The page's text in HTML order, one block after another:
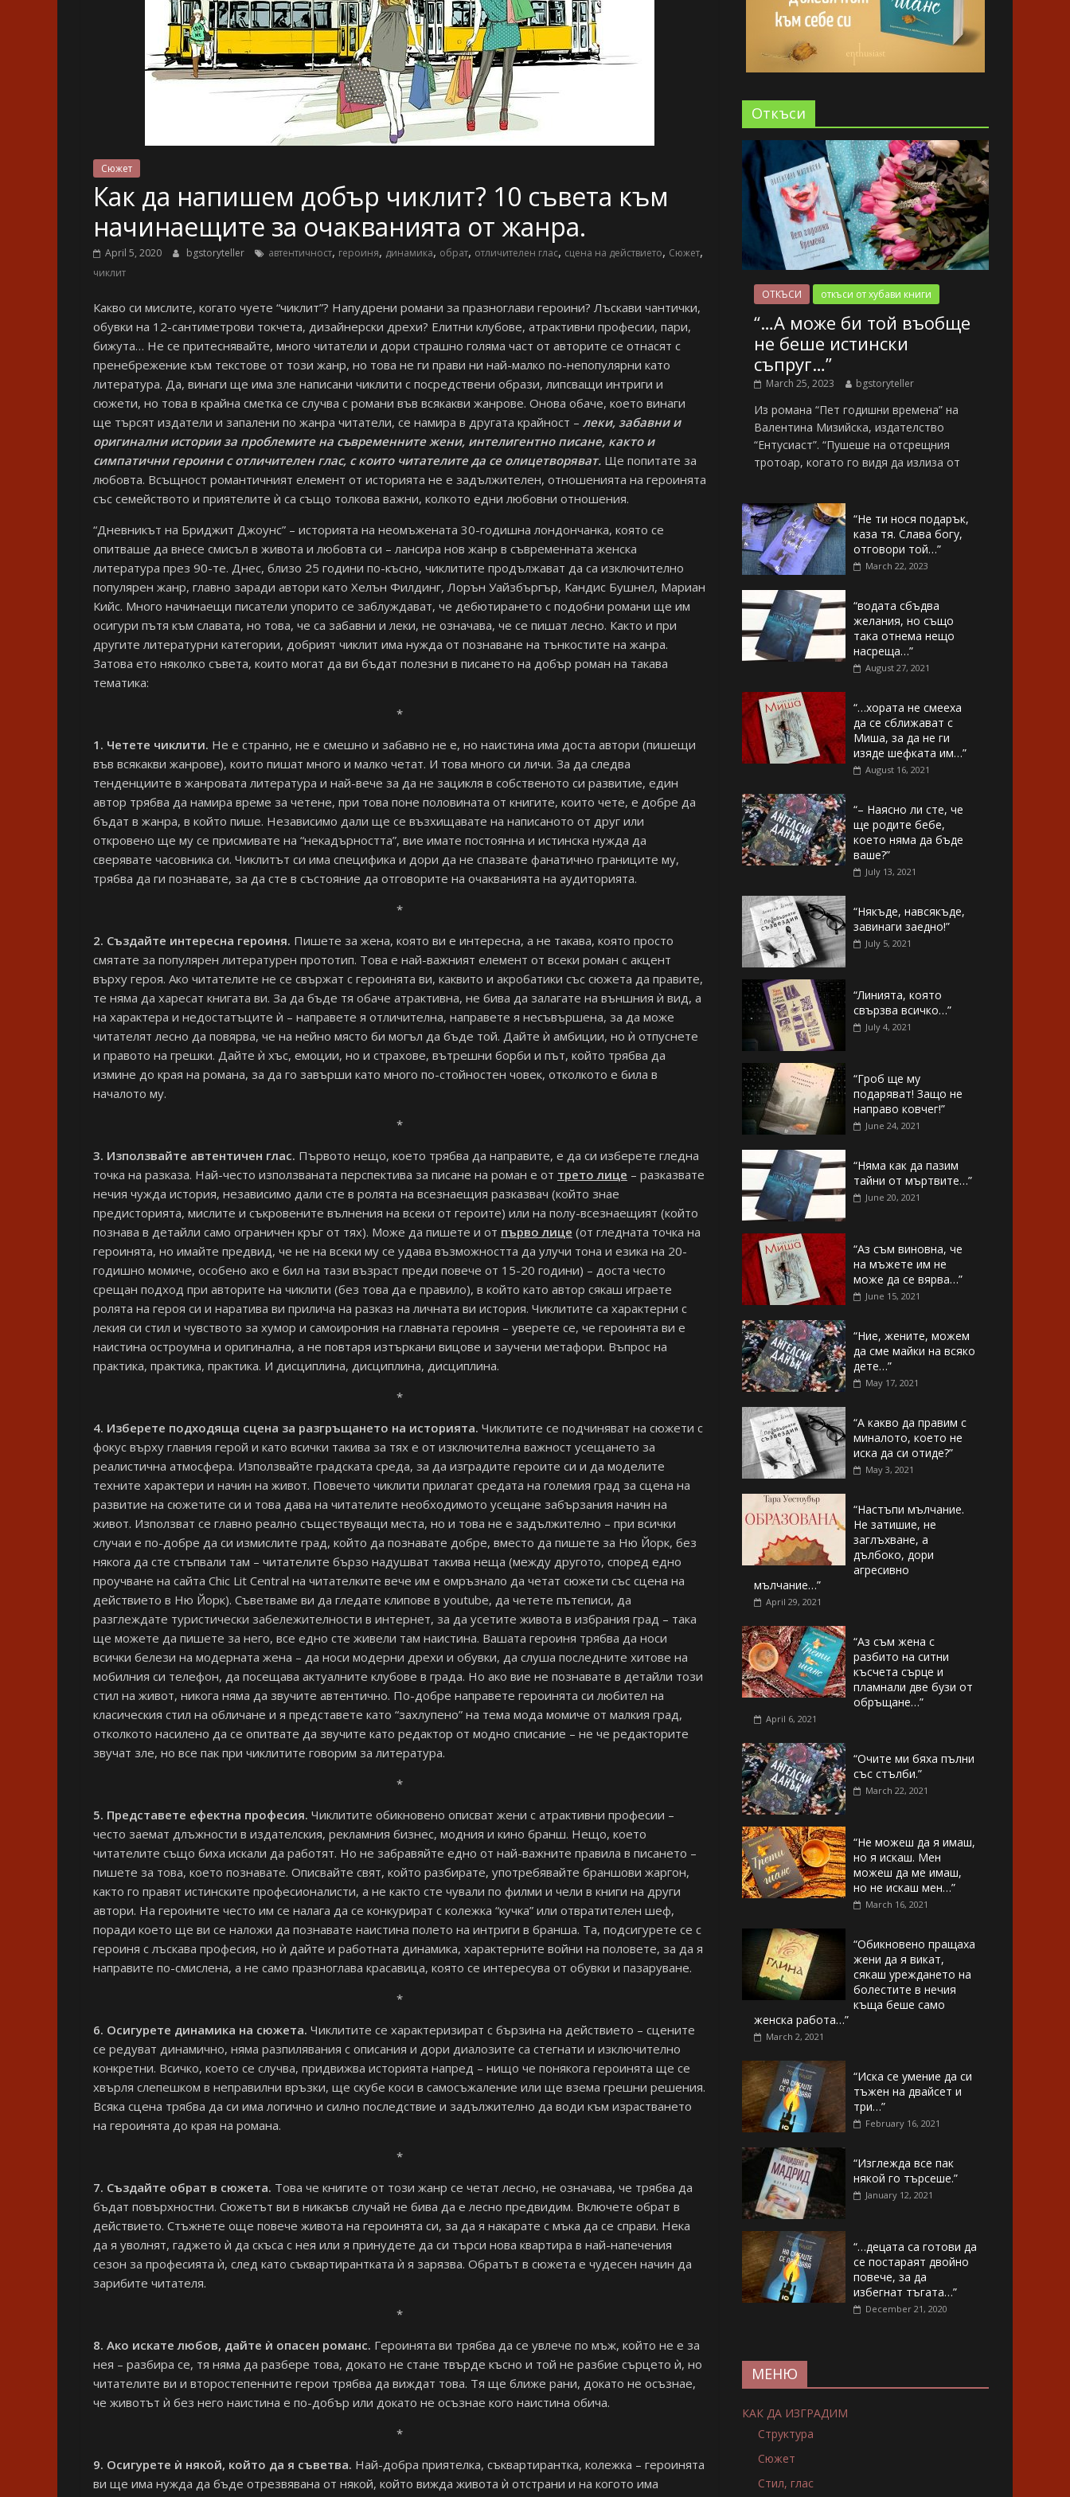
Сюжет
Как да напишем добър чиклит? 10 съвета към
начинаещите за очакванията от жанра.
April 5, 2020 bgstoryteller автентичност, героиня, динамика, обрат, отличителен глас, сцена на действието, Сюжет,
чиклит
Какво си мислите, когато чуете “чиклит”? Напудрени романи за празноглави героини? Лъскави чантички,
обувки на 12-сантиметрови токчета, дизайнерски дрехи? Елитни клубове, атрактивни професии, пари,
бижута… Не се притеснявайте, много читатели и дори страшно голяма част от авторите се отнасят с
пренебрежение към текстове от този жанр, но това не ги прави ни най-малко по-непопулярни като
литература. Да, винаги ще има зле написани чиклити с посредствени образи, липсващи интриги и
сюжети, но това в крайна сметка се случва с романи във всякакви жанрове. Онова обаче, което винаги
ще търсят издатели и запалени по жанра читатели, се намира в другата крайност – леки, забавни и
оригинални истории за проблемите на съвременните жени, интелигентно писане, както и
симпатични героини с отличителен глас, с които читателите да се олицетворяват. Ще попитате за
любовта. Всъщност романтичният елемент от историята не е задължителен, отношенията на героинята
със семейството и приятелите ѝ са също толкова важни, колкото едни любовни отношения.
“Дневникът на Бриджит Джоунс” – историята на неомъжената 30-годишна лондончанка, която се
опитваше да внесе смисъл в живота и любовта си – лансира нов жанр в съвременната женска
литература през 90-те. Днес, близо 25 години по-късно, чиклитите продължават да са изключително
популярен жанр, главно заради автори като Хелън Филдинг, Лорън Уайзбъргър, Кандис Бушнел, Мариан
Кийс. Много начинаещи писатели упорито се заблуждават, че дебютирането с подобни романи ще им
осигури пътя към славата, но това, че са забавни и леки, не означава, че се пишат лесно. Както и при
другите литературни категории, добрият чиклит има нужда от познаване на тънкостите на жанра.
Затова ето няколко съвета, които могат да ви бъдат полезни в писането на добър роман на такава
тематика:
*
1. Четете чиклити. Не е странно, не е смешно и забавно не е, но наистина има доста автори (пишещи
във всякакви жанрове), които пишат много и малко четат. И това много си личи. За да следва
тенденциите в жанровата литература и най-вече за да не зацикля в собственото си развитие, един
автор трябва да намира време за четене, при това поне половината от книгите, които чете, е добре да
бъдат в жанра, в който пише. Независимо дали ще се възхищавате на написаното от друг или
откровено ще му се присмивате на “некадърността”, вие имате постоянна и истинска нужда да
сверявате часовника си. Чиклитът си има специфика и дори да не спазвате фанатично границите му,
трябва да ги познавате, за да сте в състояние да отговорите на очакванията на аудиторията.
*
2. Създайте интересна героиня. Пишете за жена, която ви е интересна, а не такава, която просто
смятате за популярен литературен прототип. Това е най-важният елемент от всеки роман с акцент
върху героя. Ако читателите не се свържат с героинята ви, каквито и акробатики със сюжета да правите,
те няма да харесат книгата ви. За да бъде тя обаче атрактивна, не бива да залагате на външния ѝ вид, а
на характера и недостатъците ѝ – направете я отличителна, направете я несъвършена, за да може
читателят лесно да повярва, че на нейно място би могъл да бъде той. Дайте ѝ амбиции, но ѝ отпуснете
и правото на грешки. Дайте ѝ хъс, емоции, но и страхове, вътрешни борби и път, който трябва да
измине до края на романа, за да го завърши като много по-стойностен човек, отколкото е била в
началото му.
*
3. Използвайте автентичен глас. Първото нещо, което трябва да направите, е да си изберете гледна
точка на разказа. Най-често използваната перспектива за писане на роман е от трето лице – разказвате
нечия чужда история, независимо дали сте в ролята на всезнаещия разказвач (който знае
предисторията, мислите и съкровените вълнения на всеки от героите) или на полу-всезнаещият (който
познава в детайли само ограничен кръг от тях). Може да пишете и от първо лице (от гледната точка на
героинята, но имайте предвид, че не на всеки му се удава възможността да улучи тона и езика на 20-
годишно момиче, особено ако е бил на тази възраст преди повече от 15-20 години) – доста често
срещан подход при авторите на чиклити (без това да е правило), в който като автор сякаш играете
ролята на героя си и наратива ви прилича на разказ на личната ви история. Чиклитите са характерни с
лекия си стил и чувството за хумор и самоирония на главната героиня – уверете се, че героинята ви е
наистина остроумна и оригинална, а не повтаря изтъркани вицове и заучени метафори. Въпрос на
практика, практика, практика. И дисциплина, дисциплина, дисциплина.
*
4. Изберете подходяща сцена за разгръщането на историята. Чиклитите се подчиняват на сюжети с
фокус върху главния герой и като всички такива за тях е от изключителна важност усещането за
реалистична атмосфера. Използвайте градската среда, за да изградите героите си и да моделите
техните характери и начин на живот. Повечето чиклити прилагат средата на големия град за сцена на
развитие на сюжетите си и това дава на читателите необходимото усещане забързания начин на
живот. Използват се главно реално съществуващи места, но и това не е задължително – при всички
случаи е по-добре да си измислите град, който да познавате добре, вместо да пишете за Ню Йорк, без
някога да сте стъпвали там – читателите бързо надушват такива неща (между другото, според едно
проучване на сайта Chic Lit Central на читателките вече им е омръзнало да четат сюжети със сцена на
действието в Ню Йорк). Съветваме ви да гледате клипове в youtube, да четете пътеписи, да
разглеждате туристически забележителности в интернет, за да усетите живота в избрания град – така
ще можете да пишете за него, все едно сте живели там наистина. Вашата героиня трябва да носи
всички белези на модерната жена – да носи модерни дрехи и обувки, да слуша последните хитове на
мобилния си телефон, да посещава актуалните клубове в града. Но ако вие не познавате в детайли този
стил на живот, никога няма да звучите автентично. По-добре направете героинята си любител на
класическия стил на обличане и я представете като “захлупено” на тема мода момиче от малкия град,
отколкото насилено да се опитвате да звучите като редактор от модно списание – не че редакторите
звучат зле, но все пак при чиклитите говорим за литература.
*
5. Представете ефектна професия. Чиклитите обикновено описват жени с атрактивни професии –
често заемат длъжности в издателския, рекламния бизнес, модния и кино бранш. Нещо, което
читателите също биха искали да работят. Но не забравяйте едно от най-важните правила в писането –
пишете за това, което познавате. Описвайте свят, който разбирате, употребявайте браншови жаргон,
както го правят истинските професионалисти, а не както сте чували по филми и чели в книги на други
автори. На героините често им се налага да се конкурират с колежка “кучка” или отвратителен шеф,
поради което ще ви се наложи да познавате наистина полето на интриги в бранша. Та, подсигурете се с
героиня с лъскава професия, но ѝ дайте и работната динамика, характерните войни на половете, за да я
направите по-смислена, а не само празноглава красавица, която се интересува от обувки и пазаруване.
*
6. Осигурете динамика на сюжета. Чиклитите се характеризират с бързина на действието – сцените
се редуват динамично, няма разпилявания с описания и дори диалозите са стегнати и изключително
конкретни. Всичко, което се случва, придвижва историята напред – нищо че понякога героинята ще се
хвърля слепешком в неправилни връзки, ще скубе коси в самосъжаление или ще взема грешни решения.
Всяка сцена трябва да си има логично и силно последствие и задължително да води към израстването
на героинята до края на романа.
*
7. Създайте обрат в сюжета. Това че книгите от този жанр се четат лесно, не означава, че трябва да
бъдат повърхностни. Сюжетът ви в никакъв случай не бива да е лесно предвидим. Включете обрат в
действието. Стъжнете още повече живота на героинята си, за да я накарате с мъка да се справи. Нека
да я уволнят, гаджето ѝ да скъса с нея или я принудете да си търси нова квартира в най-напечения
сезон за професията ѝ, след като съквартирантката ѝ я зарязва. Обратът в сюжета е чудесен начин да
зарибите читателя.
*
8. Ако искате любов, дайте ѝ опасен романс. Героинята ви трябва да се увлече по мъж, който не е за
нея – разбира се, тя няма да разбере това, докато не стане твърде късно и той не разбие сърцето ѝ, но
читателите ви и второстепенните герои трябва да виждат това. Тя ще ближе рани, докато не осъзнае,
че животът ѝ без него наистина е по-добър или докато не осъзнае кого наистина обича.
*
9. Осигурете ѝ някой, който да я съветва. Най-добра приятелка, съквартирантка, колежка – героинята
ви ще има нужда да бъде отрезвявана от някой, който вижда живота ѝ отстрани и на когото има
Oткъси
ОТКЪСИ откъси от хубави книги
“…А може би той въобще
не беше истински
съпруг…”
March 25, 2023 bgstoryteller
Из романа “Пет годишни времена” на
Валентина Мизийска, издателство
“Ентусиаст”. “Пушеше на отсрещния
тротоар, когато го видя да излиза от
“Не ти нося подарък,
каза тя. Слава богу,
отговори той…”
March 22, 2023
“водата сбъдва
желания, но също
така отнема нещо
насреща…”
August 27, 2021
“…хората не смееха
да се сближават с
Миша, за да не ги
изяде шефката им…”
August 16, 2021
“– Наясно ли сте, че
ще родите бебе,
което няма да бъде
ваше?”
July 13, 2021
“Някъде, навсякъде,
завинаги заедно!”
July 5, 2021
“Линията, която
свързва всичко…”
July 4, 2021
“Гроб ще му
подаряват! Защо не
направо ковчег!”
June 24, 2021
“Няма как да пазим
тайни от мъртвите…”
June 20, 2021
“Аз съм виновна, че
на мъжете им не
може да се вярва…”
June 15, 2021
“Ние, жените, можем
да сме майки на всяко
дете…”
May 17, 2021
“А какво да правим с
миналото, което не
иска да си отиде?”
May 3, 2021
“Настъпи мълчание.
Не затишие, не
заглъхване, а
дълбоко, дори
агресивно
мълчание…”
April 29, 2021
“Аз съм жена с
разбито на ситни
късчета сърце и
пламнали две бузи от
обръщане…”
April 6, 2021
“Очите ми бяха пълни
със стълби.”
March 22, 2021
“Не можеш да я имаш,
но я искаш. Мен
можеш да ме имаш,
но не искаш мен…”
March 16, 2021
“Обикновено пращаха
жени да я викат,
сякаш уреждането на
болестите в нечия
къща беше само
женска работа…”
March 2, 2021
“Иска се умение да си
тъжен на двайсет и
три…”
February 16, 2021
“Изглежда все пак
някой го търсеше.”
January 12, 2021
“…децата са готови да
се постараят двойно
повече, за да
избегнат тъгата…”
December 21, 2020
МЕНЮ
КАК ДА ИЗГРАДИМ
Структура
Сюжет
Стил, глас